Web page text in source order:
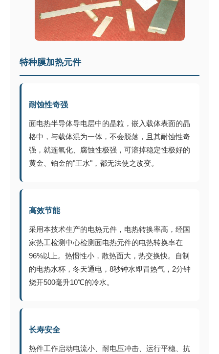
特种膜加热元件
耐蚀性奇强
面电热半导体导电层中的晶粒，嵌入载体表面的晶
格中，与载体混为一体，不会脱落，且其耐蚀性奇
强，就连氧化、腐蚀性极强，可溶掉稳定性极好的
黄金、铂金的"王水"，都无法使之改变。
高效节能
采用本技术生产的电热元件，电热转换率高，经国
家热工检测中心检测面电热元件的电热转换率在
96%以上。热惯性小，散热面大，热交换快。自制
的电热水杯，冬天通电，8秒钟水即冒热气，2分钟
烧开500毫升10℃的冷水。
长寿安全
热件工作启动电流小、耐电压冲击、运行平稳、抗